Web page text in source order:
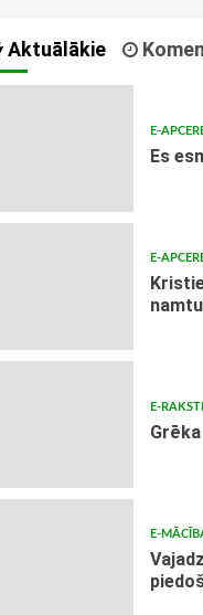
Aktuālākie
E-
Es
E-
E-RAKSTI
E-